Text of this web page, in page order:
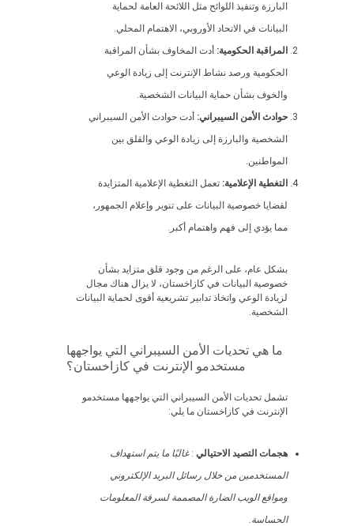
البارزة وتنفيذ اللوائح مثل اللائحة العامة لحماية
البيانات في الاتحاد الأوروبي، الاهتمام المحلي.
المراقبة الحكومية: أدت المخاوف بشأن المراقبة
الحكومية ورصد نشاط الإنترنت إلى زيادة الوعي
والخوف بشأن حماية البيانات الشخصية.
حوادث الأمن السيبراني: أدت حوادث الأمن السيبراني
الشخصية والبارزة إلى زيادة الوعي والقلق بين
المواطنين.
التغطية الإعلامية: تعمل التغطية الإعلامية المتزايدة
لقضايا خصوصية البيانات على تنوير وإعلام الجمهور،
مما يؤدي إلى فهم واهتمام أكبر.
بشكل عام، على الرغم من وجود قلق متزايد بشأن
خصوصية البيانات في كازاخستان، لا يزال هناك مجال
لزيادة الوعي واتخاذ تدابير تشريعية أقوى لحماية البيانات
الشخصية.
ما هي تحديات الأمن السيبراني التي يواجهها
مستخدمو الإنترنت في كازاخستان؟
تشمل تحديات الأمن السيبراني التي يواجهها مستخدمو
الإنترنت في كازاخستان ما يلي:
هجمات التصيد الاحتيالي :غالبًا ما يتم استهداف
المستخدمين من خلال رسائل البريد الإلكتروني
ومواقع الويب الضارة المصممة لسرقة المعلومات
الحساسة.